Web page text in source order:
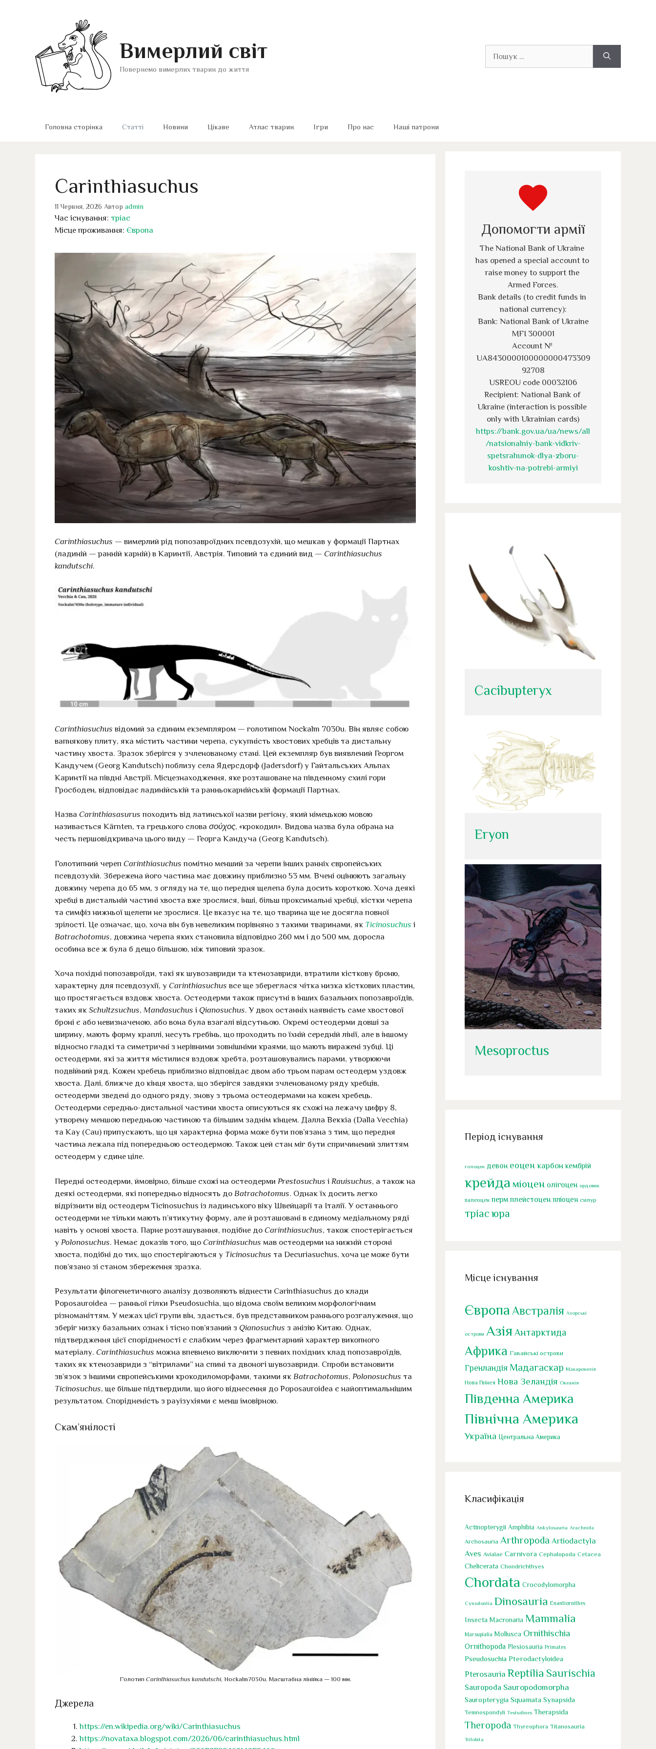
Вимерлий світ
Повернемо вимерлих тварин до життя
Головна сторінка Статті Новини Цікаве Атлас тварин Ігри Про нас Наші патрони
Carinthiasuchus
11 Червня, 2026 Автор admin
Час існування: тріас
Місце проживання: Європа
Carinthiasuchus — вимерлий рід попозавроїдних псевдозухій, що мешкав у формації Партнах
(ладиній — ранній карній) в Каринтії, Австрія. Типовий та єдиний вид — Carinthiasuchus
kandutschi.
Carinthiasuchus відомий за єдиним екземпляром — голотипом Nockalm 7030u. Він являє собою
вапнякову плиту, яка містить частини черепа, сукупність хвостових хребців та дистальну
частину хвоста. Зразок зберігся у зчленованому стані. Цей екземпляр був виявлений Георгом
Кандучем (Georg Kandutsch) поблизу села Ядерсдорф (Jadersdorf) у Гайтальських Альпах
Каринтії на півдні Австрії. Місцезнаходження, яке розташоване на південному схилі гори
Гросбоден, відповідає ладинійській та ранньокарнійській формації Партнах.
Назва Carinthiasasurus походить від латинської назви регіону, який німецькою мовою
називається Kärnten, та грецького слова σούχος, «крокодил». Видова назва була обрана на
честь першовідкривача цього виду — Георга Кандуча (Georg Kandutsch).
Голотипний череп Carinthiasuchus помітно менший за черепи інших ранніх європейських
псевдозухій. Збережена його частина має довжину приблизно 53 мм. Вчені оцінюють загальну
довжину черепа до 65 мм, з огляду на те, що передня щелепа була досить короткою. Хоча деякі
хребці в дистальній частині хвоста вже зрослися, інші, більш проксимальні хребці, кістки черепа
та симфіз нижньої щелепи не зрослися. Це вказує на те, що тварина ще не досягла повної
зрілості. Це означає, що, хоча він був невеликим порівняно з такими тваринами, як Ticinosuchus і
Batrachotomus, довжина черепа яких становила відповідно 260 мм і до 500 мм, доросла
особина все ж була б дещо більшою, ніж типовий зразок.
Хоча похідні попозавроїди, такі як шувозавриди та ктенозавриди, втратили кісткову броню,
характерну для псевдозухії, у Carinthiasuchus все ще збереглася чітка низка кісткових пластин,
що простягається вздовж хвоста. Остеодерми також присутні в інших базальних попозавроїдів,
таких як Schultzsuchus, Mandasuchus і Qianosuchus. У двох останніх наявність саме хвостової
броні є або невизначеною, або вона була взагалі відсутньою. Окремі остеодерми довші за
ширину, мають форму краплі, несуть гребінь, що проходить по їхній середній лінії, але в іншому
відносно гладкі та симетричні з нерівними зовнішніми краями, що мають виражені зубці. Ці
остеодерми, які за життя містилися вздовж хребта, розташовувались парами, утворюючи
подвійний ряд. Кожен хребець приблизно відповідає двом або трьом парам остеодерм уздовж
хвоста. Далі, ближче до кінця хвоста, що зберігся завдяки зчленованому ряду хребців,
остеодерми зведені до одного ряду, знову з трьома остеодермами на кожен хребець.
Остеодерми середньо-дистальної частини хвоста описуються як схожі на лежачу цифру 8,
утворену меншою передньою частиною та більшим заднім кінцем. Далла Веккіа (Dalla Vecchia)
та Кау (Cau) припускають, що ця характерна форма може бути пов’язана з тим, що передня
частина лежала під попередньою остеодермою. Також цей стан міг бути спричинений злиттям
остеодерм у єдине ціле.
Передні остеодерми, ймовірно, більше схожі на остеодерми Prestosuchus і Rauisuchus, а також на
деякі остеодерми, які попередньо відносять до Batrachotomus. Однак їх досить легко
відрізнити від остеодерм Ticinosuchus із ладинського віку Швейцарії та Італії. У останнього
остеодерми не тільки мають п’ятикутну форму, але й розташовані в єдиному медіальному ряді
навіть у основі хвоста. Парне розташування, подібне до Carinthiasuchus, також спостерігається
у Polonosuchus. Немає доказів того, що Carinthiasuchus мав остеодерми на нижній стороні
хвоста, подібні до тих, що спостерігаються у Ticinosuchus та Decuriasuchus, хоча це може бути
пов’язано зі станом збереження зразка.
Результати філогенетичного аналізу дозволяють віднести Carinthiasuchus до клади
Poposauroidea — ранньої гілки Pseudosuchia, що відома своїм великим морфологічним
різноманіттям. У межах цієї групи він, здається, був представником раннього розгалуження, що
зберіг низку базальних ознак і тісно пов’язаний з Qianosuchus з анізію Китаю. Однак,
підтвердження цієї спорідненості є слабким через фрагментарний характер викопного
матеріалу. Carinthiasuchus можна впевнено виключити з певних похідних клад попозавроїдів,
таких як ктенозавриди з “вітрилами” на спині та двоногі шувозавриди. Спроби встановити
зв’язок з іншими європейськими крокодиломорфами, такими як Batrachotomus, Polonosuchus та
Ticinosuchus, ще більше підтвердили, що його віднесення до Poposauroidea є найоптимальнішим
результатом. Спорідненість з рауізухіями є менш імовірною.
Скам’янілості
Голотип Carinthiasuchus kandutschi, Nockalm7030u. Масштабна лінійка — 100 мм.
Джерела
https://en.wikipedia.org/wiki/Carinthiasuchus
https://novataxa.blogspot.com/2026/06/carinthiasuchus.html
favorite
Допомогти армії
The National Bank of Ukraine
has opened a special account to
raise money to support the
Armed Forces.
Bank details (to credit funds in
national currency):
Bank: National Bank of Ukraine
MFI 300001
Account №
UA8430000100000000473309
92708
USREOU code 00032106
Recipient: National Bank of
Ukraine (interaction is possible
only with Ukrainian cards)
https://bank.gov.ua/ua/news/all
/natsionalniy-bank-vidkriv-
spetsrahunok-dlya-zboru-
koshtiv-na-potrebi-armiyi
Cacibupteryx
Eryon
Mesoproctus
Період існування
голоцен девон еоцен карбон кембрій
крейда міоцен олігоцен ордовик
палеоцен перм плейстоцен пліоцен силур
тріасюра
Місце існування
Європа Австралія Азорські
острови Азія Антарктида
Африка Гавайські острови
Гренландія Мадагаскар Макаронезія
Нова Гвінея Нова Зеландія Океанія
Південна Америка
Північна Америка
Україна Центральна Америка
Класифікація
Actinopterygii Amphibia Ankylosauria Arachnida
Archosauria Arthropoda Artiodactyla
Aves Avialae Carnivora Cephalopoda Cetacea
Chelicerata Chondrichthyes
Chordata Crocodylomorpha
Cynodontia Dinosauria Enantiornithes
Insecta Macronaria Mammalia
Marsupialia Mollusca Ornithischia
Ornithopoda Plesiosauria Primates
Pseudosuchia Pterodactyloidea
Pterosauria Reptilia Saurischia
Sauropoda Sauropodomorpha
Sauropterygia Squamata Synapsida
Temnospondyli Testudines Therapsida
Theropoda Thyreophora Titanosauria
Trilobita